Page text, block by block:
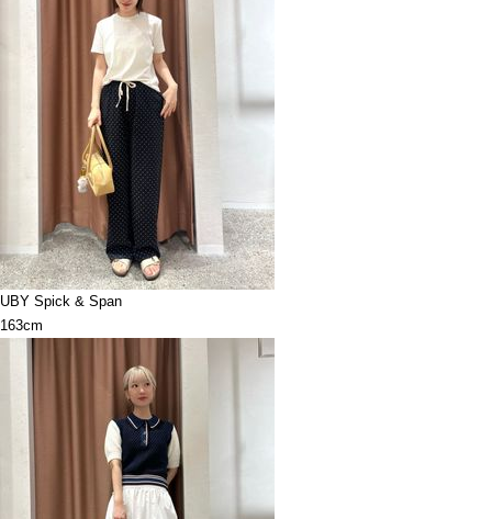
UBY Spick & Span
163cm